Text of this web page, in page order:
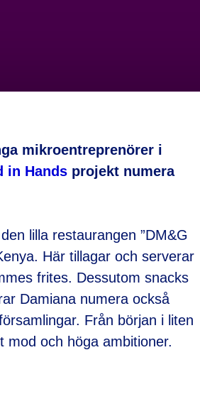
mikroentreprenörer i
in Hands projekt numera
lilla restaurangen ”DM&G
Här tillagar och serverar
frites. Dessutom snacks
Damiana numera också
Från början i liten
och höga ambitioner.